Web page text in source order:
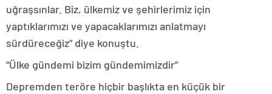
uğraşsınlar. Biz, ülkemiz ve şehirlerimiz için
yaptıklarımızı ve yapacaklarımızı anlatmayı
sürdüreceğiz” diye konuştu.
“Ülke gündemi bizim gündemimizdir”
Depremden teröre hiçbir başlıkta en küçük bir